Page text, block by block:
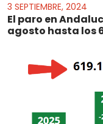
3 SEPTIEMBRE, 2024
El paro en
agosto hasta los